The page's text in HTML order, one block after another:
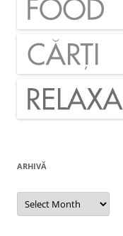
ARHIVĂ
Arhivă